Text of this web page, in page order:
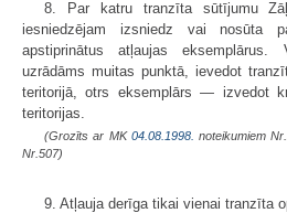
8. Par katru tranzīta sūtījumu
iesniedzējam izsniedz vai nosūta
apstiprinātus atļaujas eksemplārus.
uzrādāms muitas punktā, ievedot
teritorijā, otrs eksemplārs — izvedot
teritorijas.
(Grozīts ar MK 04.08.1998. noteikumiem
Nr.507)
9. Atļauja derīga tikai vienai tranzīta